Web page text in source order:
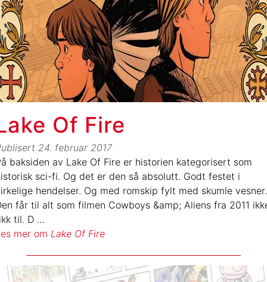
Of Fire
24. februar 2017
baksiden av Lake Of Fire er historien kategorisert som
sci-fi. Og det er den så absolutt. Godt festet i
hendelser. Og med romskip fylt med skumle vesner.
får til alt som filmen Cowboys &amp; Aliens fra 2011
til. D ...
mer om Lake Of Fire